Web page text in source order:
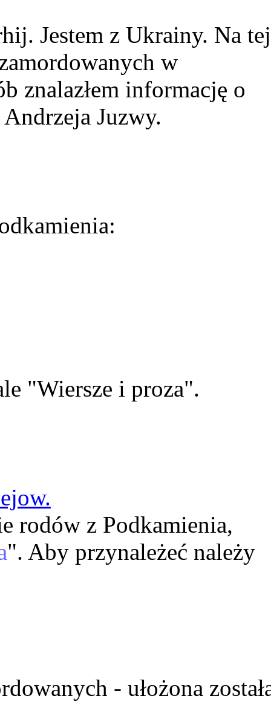
Jestem z Ukrainy. Na tej
w
znalazłem informację o
Juzwy.
"Wiersze i proza".
rodów z Podkamienia,
". Aby przynależeć należy
- ułożona